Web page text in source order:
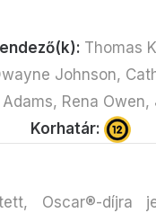
Thomas
Johnson,
Adams, Rena Owen,
Korhatár:
Oscar®-díjra